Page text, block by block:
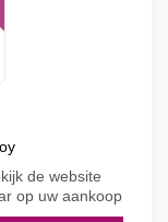
de website
op uw aankoop